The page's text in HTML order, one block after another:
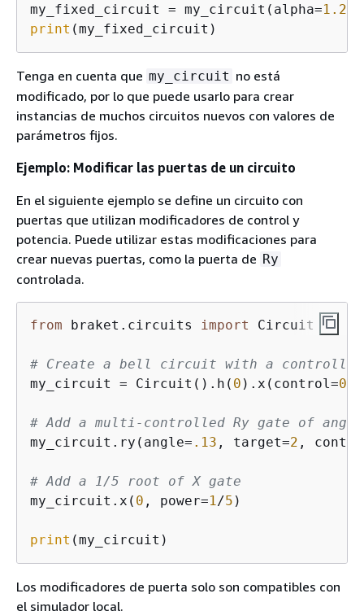
my_fixed_circuit = my_circuit(alpha=1.2
print (my_fixed_circuit)
Tenga en cuenta que my_circuit no está
modificado, por lo que puede usarlo para crear
instancias de muchos circuitos nuevos con valores de
parámetros fijos.
Ejemplo: Modificar las puertas de un circuito
En el siguiente ejemplo se define un circuito con
puertas que utilizan modificadores de control y
potencia. Puede utilizar estas modificaciones para
crear nuevas puertas, como la puerta de Ry
controlada.
from braket.circuits import Circuit
# Create a bell circuit with a
my_circuit = Circuit().h( 0 ).x(control=0
# Add a multi-controlled Ry gate of
my_circuit.ry(angle= .13 , target=2 ,
# Add a 1/5 root of X gate
my_circuit.x( 0 , power=1 /5 )
print (my_circuit)
Los modificadores de puerta solo son compatibles con
el simulador local.